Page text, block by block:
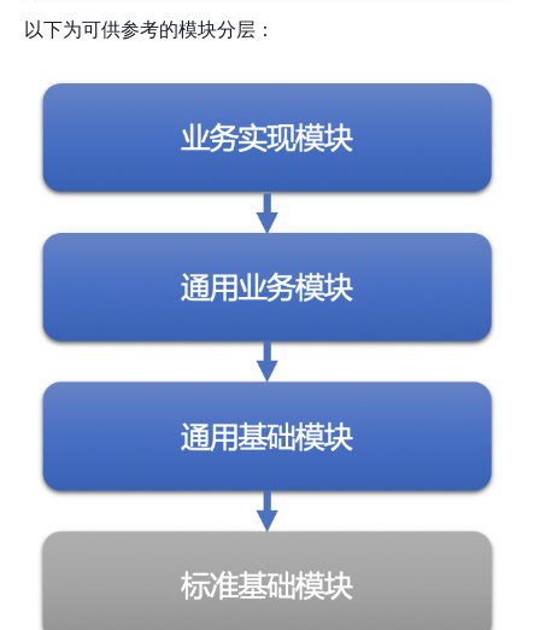
以下为可供参考的模块分层：